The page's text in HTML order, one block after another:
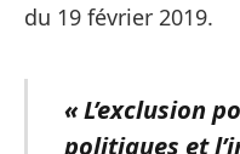
du 19 février 2019.
« L’exclusion
politiques et